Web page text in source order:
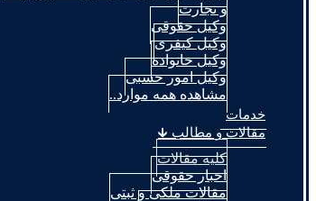
و تجارت
وکیل حقوقی
وکیل کیفری
وکیل خانواده
وکیل امور حسبی
مشاهده همه موارد..
خدمات
مقالات و مطالب 🡳
کلیه مقالات
اخبار حقوقی
مقالات ملکی و ثبتی